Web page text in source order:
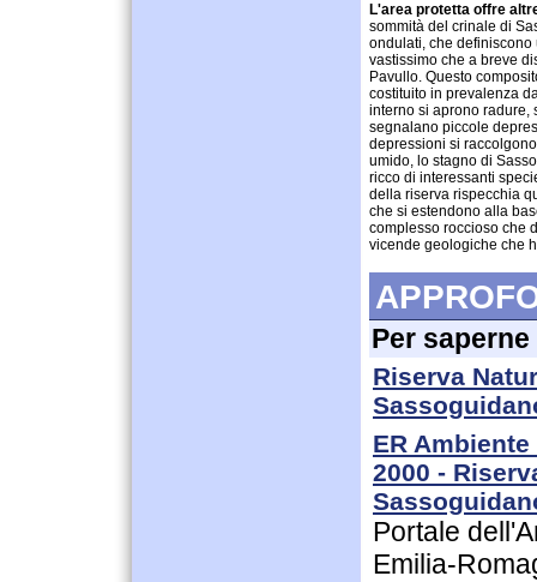
L'area protetta offre
sommità del crinale di
ondulati, che
vastissimo che a breve
Pavullo. Questo
costituito in prevalenza
interno si aprono radure,
segnalano piccole
depressioni si
umido, lo stagno di
ricco di interessanti
della riserva rispecchia
che si estendono alla
complesso roccioso che
vicende geologiche che
Per
Riserva
ER
2000 -
Portale
Emilia-